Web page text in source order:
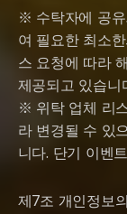
※ 수탁자에 공
여 필요한 최소
스 요청에 따라
제공되고 있습니
※ 위탁 업체 리
라 변경될 수 있
니다. 단기 이벤
제7조 개인정보